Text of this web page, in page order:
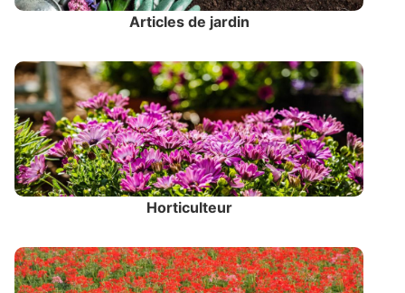
Articles de jardin
Horticulteur